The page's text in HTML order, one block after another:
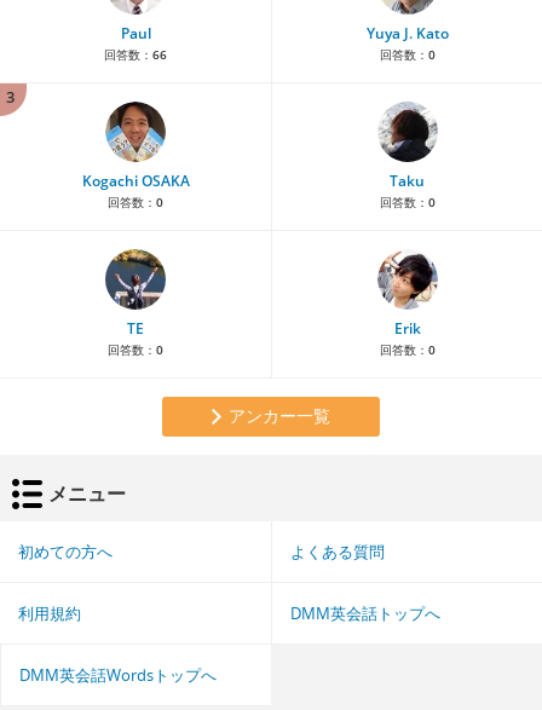
Paul
回答数： 66
Yuya J. Kato
回答数： 0
3
Kogachi OSAKA
回答数： 0
Taku
回答数： 0
TE
回答数： 0
Erik
回答数： 0
アンカー一覧
メニュー
初めての方へ よくある質問
利用規約 DMM英会話トップへ
DMM英会話Wordsトップへ